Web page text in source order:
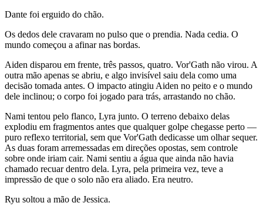
Dante foi erguido do chão.
Os dedos dele cravaram no pulso que o prendia. Nada cedia. O
mundo começou a afinar nas bordas.
Aiden disparou em frente, três passos, quatro. Vor'Gath não virou. A
outra mão apenas se abriu, e algo invisível saiu dela como uma
decisão tomada antes. O impacto atingiu Aiden no peito e o mundo
dele inclinou; o corpo foi jogado para trás, arrastando no chão.
Nami tentou pelo flanco, Lyra junto. O terreno debaixo delas
explodiu em fragmentos antes que qualquer golpe chegasse perto —
puro reflexo territorial, sem que Vor'Gath dedicasse um olhar sequer.
As duas foram arremessadas em direções opostas, sem controle
sobre onde iriam cair. Nami sentiu a água que ainda não havia
chamado recuar dentro dela. Lyra, pela primeira vez, teve a
impressão de que o solo não era aliado. Era neutro.
Ryu soltou a mão de Jessica.